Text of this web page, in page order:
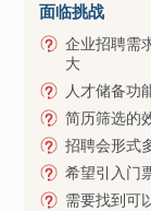
面临挑战
企业招聘需
大
人才储备功
简历筛选的
招聘会形式
希望引入门
需要找到可